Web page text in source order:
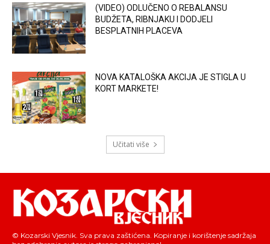
(VIDEO) ODLUČENO O REBALANSU
BUDŽETA, RIBNJAKU I DODJELI
BESPLATNIH PLACEVA
NOVA KATALOŠKA AKCIJA JE STIGLA U
KORT MARKETE!
Učitati više
© Kozarski Vjesnik. Sva prava zaštićena. Kopiranje i korištenje sadržaja